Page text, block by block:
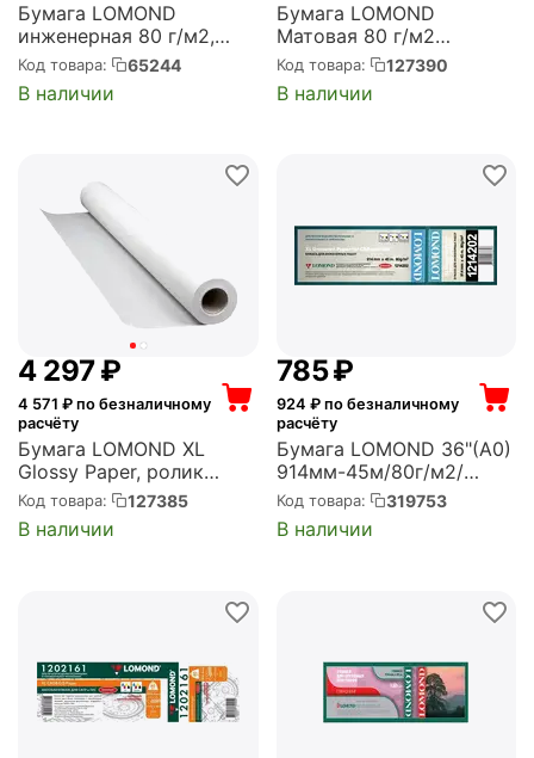
Бумага LOMOND
инженерная 80 г/м2,
620мм*175м*76 матовая
(1209121)
Код товара: 65244
В наличии
Бумага LOMOND
Матовая 80 г/м2
594*175м*76 Standart
(1209138)
Код товара: 127390
В наличии
4 297₽
4 571 ₽ по безналичному
расчёту
Бумага LOMOND XL
Glossy Paper, ролик
914мм*50,8 мм, 200 г/
м2, 30 метров (1204022)
Код товара: 127385
В наличии
‍785‍₽
924 ₽ по безналичному
расчёту
Бумага LOMOND 36"(A0)
914мм-45м/80г/м2/
белый матовое
втулка:50.8мм (2")
(1214202)
Код товара: 319753
В наличии